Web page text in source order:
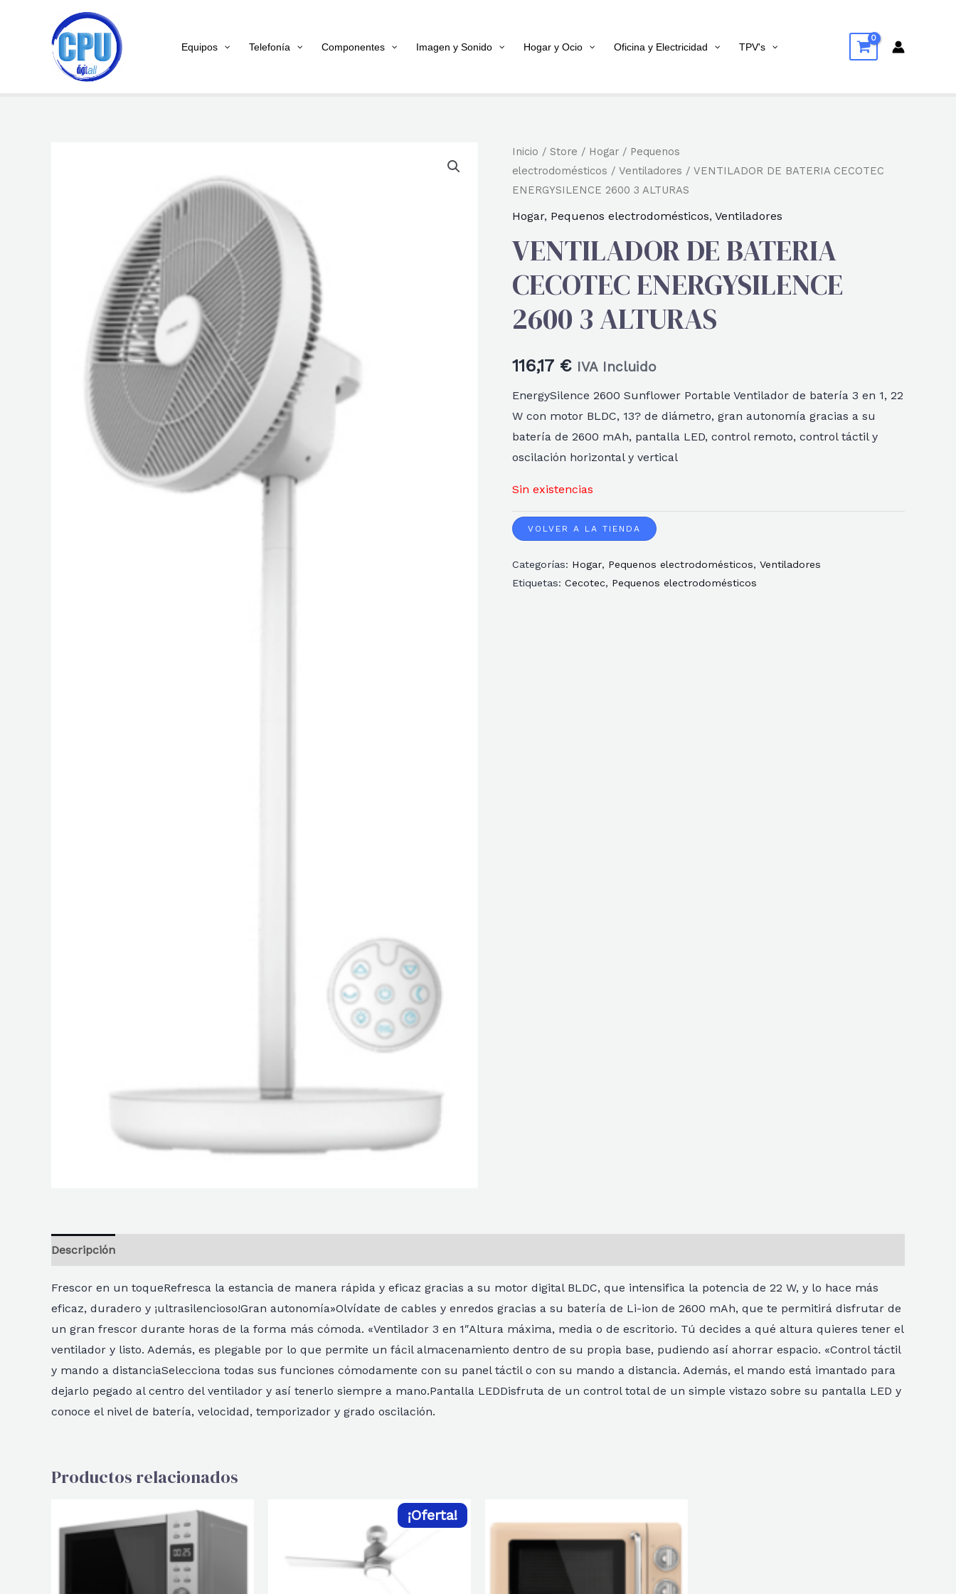
contenido
Equipos Telefonía Componentes Imagen y Sonido Hogar y Ocio Oficina y Electricidad TPV's
Inicio / Store / Hogar / Pequenos
electrodomésticos / Ventiladores / VENTILADOR DE BATERIA CECOTEC
ENERGYSILENCE 2600 3 ALTURAS
Hogar, Pequenos electrodomésticos, Ventiladores
VENTILADOR DE BATERIA
CECOTEC ENERGYSILENCE
2600 3 ALTURAS
116,17 € IVA Incluido
EnergySilence 2600 Sunflower Portable Ventilador de batería 3 en 1, 22
W con motor BLDC, 13? de diámetro, gran autonomía gracias a su
batería de 2600 mAh, pantalla LED, control remoto, control táctil y
oscilación horizontal y vertical
Sin existencias
VOLVER A LA TIENDA
Categorías: Hogar, Pequenos electrodomésticos, Ventiladores
Etiquetas: Cecotec, Pequenos electrodomésticos
Descripción
Frescor en un toqueRefresca la estancia de manera rápida y eficaz gracias a su motor digital BLDC, que intensifica la potencia de 22 W, y lo hace más
eficaz, duradero y ¡ultrasilencioso!Gran autonomía»Olvídate de cables y enredos gracias a su batería de Li-ion de 2600 mAh, que te permitirá disfrutar de
un gran frescor durante horas de la forma más cómoda. «Ventilador 3 en 1″Altura máxima, media o de escritorio. Tú decides a qué altura quieres tener el
ventilador y listo. Además, es plegable por lo que permite un fácil almacenamiento dentro de su propia base, pudiendo así ahorrar espacio. «Control táctil
y mando a distanciaSelecciona todas sus funciones cómodamente con su panel táctil o con su mando a distancia. Además, el mando está imantado para
dejarlo pegado al centro del ventilador y así tenerlo siempre a mano.Pantalla LEDDisfruta de un control total de un simple vistazo sobre su pantalla LED y
conoce el nivel de batería, velocidad, temporizador y grado oscilación.
Productos relacionados
¡Oferta!